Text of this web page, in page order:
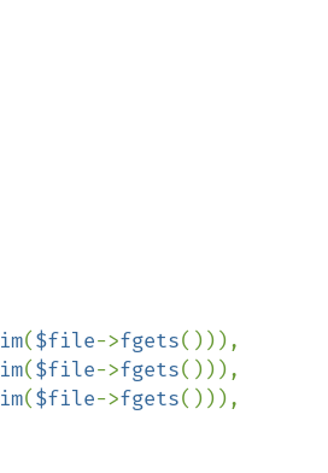
($file->fgets())),
($file->fgets())),
($file->fgets())),